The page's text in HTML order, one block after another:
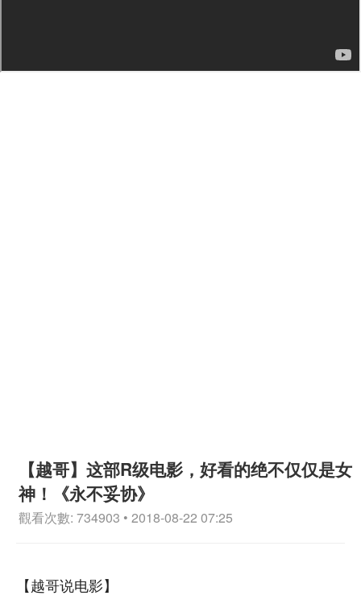
【越哥】这部R级电影，好看的绝不仅仅是女
神！《永不妥协》
觀看次數: 734903 • 2018-08-22 07:25
【越哥说电影】